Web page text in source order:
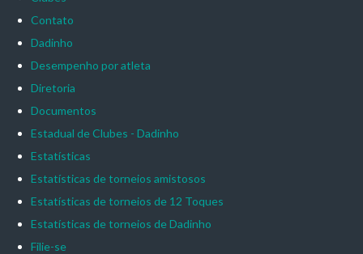
Contato
Dadinho
Desempenho por atleta
Diretoria
Documentos
Estadual de Clubes - Dadinho
Estatísticas
Estatísticas de torneios amistosos
Estatísticas de torneios de 12 Toques
Estatísticas de torneios de Dadinho
Filie-se